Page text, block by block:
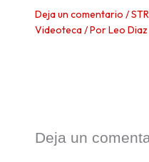
Deja un comentario /
Videoteca/ PorLeo Diaz
Deja un